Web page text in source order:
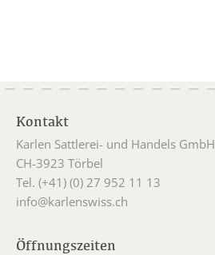
Kontakt
Karlen Sattlerei- und Handels GmbH
CH-3923 Törbel
Tel. (+41) (0) 27 952 11 13
info@karlenswiss.ch
Öffnungszeiten